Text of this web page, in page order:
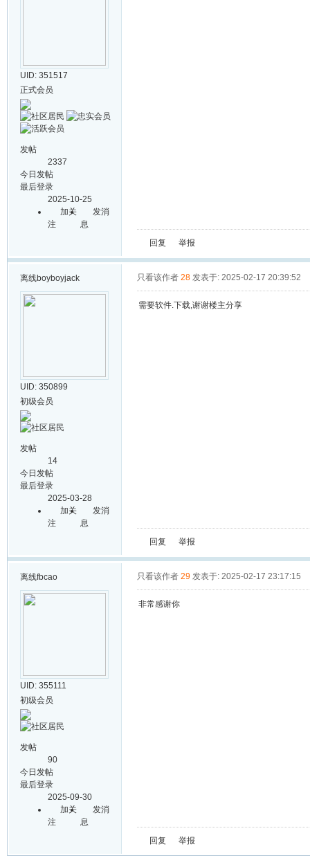
UID: 351517
正式会员
发帖
2337
今日发帖
最后登录
2025-10-25
加关
注
发消
息
回复
举报
离线boyboyjack
UID: 350899
初级会员
发帖
14
今日发帖
最后登录
2025-03-28
加关
注
发消
息
只看该作者 28 发表于: 2025-02-17 20:39:52
需要软件.下载,谢谢楼主分享
回复 举报
离线fbcao
UID: 355111
初级会员
发帖
90
今日发帖
最后登录
2025-09-30
加关
注
发消
息
只看该作者 29 发表于: 2025-02-17 23:17:15
非常感谢你
回复 举报